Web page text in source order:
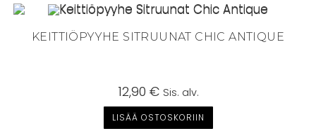
KEITTIÖPYYHE SITRUUNAT CHIC ANTIQUE
12,90 € Sis. alv.
LISÄÄ OSTOSKORIIN